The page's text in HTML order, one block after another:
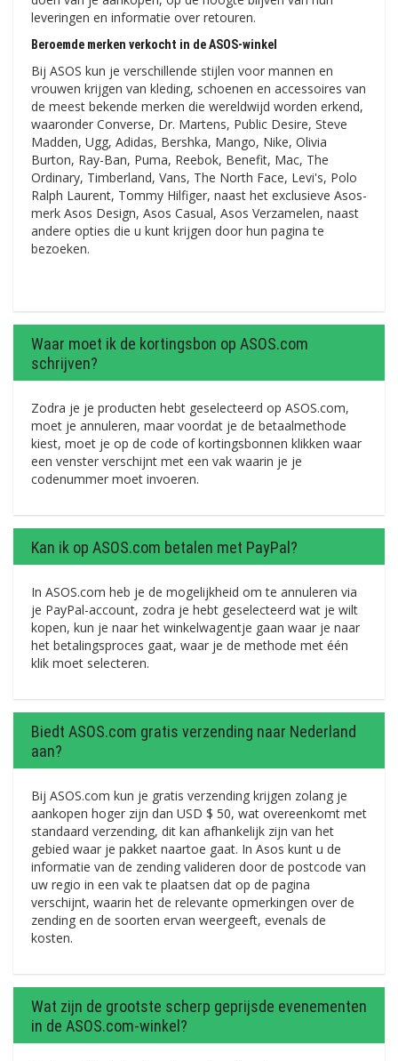
leveringen en informatie over retouren.
Beroemde merken verkocht in de ASOS-winkel
Bij ASOS kun je verschillende stijlen voor mannen en
vrouwen krijgen van kleding, schoenen en accessoires van
de meest bekende merken die wereldwijd worden erkend,
waaronder Converse, Dr. Martens, Public Desire, Steve
Madden, Ugg, Adidas, Bershka, Mango, Nike, Olivia
Burton, Ray-Ban, Puma, Reebok, Benefit, Mac, The
Ordinary, Timberland, Vans, The North Face, Levi's, Polo
Ralph Laurent, Tommy Hilfiger, naast het exclusieve Asos-
merk Asos Design, Asos Casual, Asos Verzamelen, naast
andere opties die u kunt krijgen door hun pagina te
bezoeken.
Waar moet ik de kortingsbon op ASOS.com
schrijven?
Zodra je je producten hebt geselecteerd op ASOS.com,
moet je annuleren, maar voordat je de betaalmethode
kiest, moet je op de code of kortingsbonnen klikken waar
een venster verschijnt met een vak waarin je je
codenummer moet invoeren.
Kan ik op ASOS.com betalen met PayPal?
In ASOS.com heb je de mogelijkheid om te annuleren via
je PayPal-account, zodra je hebt geselecteerd wat je wilt
kopen, kun je naar het winkelwagentje gaan waar je naar
het betalingsproces gaat, waar je de methode met één
klik moet selecteren.
Biedt ASOS.com gratis verzending naar Nederland
aan?
Bij ASOS.com kun je gratis verzending krijgen zolang je
aankopen hoger zijn dan USD $ 50, wat overeenkomt met
standaard verzending, dit kan afhankelijk zijn van het
gebied waar je pakket naartoe gaat. In Asos kunt u de
informatie van de zending valideren door de postcode van
uw regio in een vak te plaatsen dat op de pagina
verschijnt, waarin het de relevante opmerkingen over de
zending en de soorten ervan weergeeft, evenals de
kosten.
Wat zijn de grootste scherp geprijsde evenementen
in de ASOS.com-winkel?